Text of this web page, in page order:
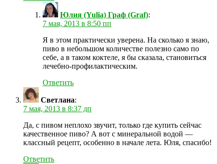
Юлия (Yulia) Граф (Graf):
7 мая, 2013 в 8:50 пп
Я в этом практически уверена. На сколько я знаю,
пиво в небольшом количестве полезно само по
себе, а в таком коктеле, я бы сказала, становиться
лечебно-профилактическим.
Ответить
Светлана:
7 мая, 2013 в 8:37 дп
Да, с пивом неплохо звучит, только где купить сейчас
качественное пиво? А вот с минеральной водой —
классный рецепт, особенно в начале лета. Юля, спасибо!
Ответить